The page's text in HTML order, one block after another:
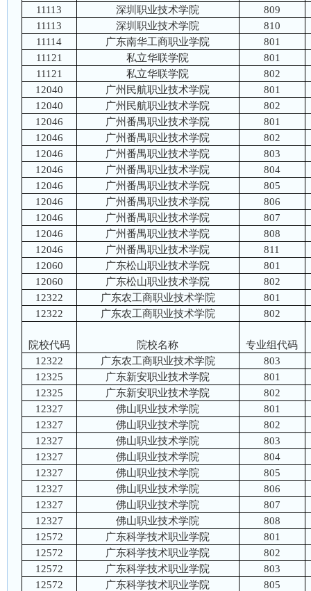
11113
深圳职业技术学院
809
11113
深圳职业技术学院
810
11114
广东南华工商职业学院
801
11121
私立华联学院
801
11121
私立华联学院
802
12040
广州民航职业技术学院
801
12040
广州民航职业技术学院
802
12046
广州番禺职业技术学院
801
12046
广州番禺职业技术学院
802
12046
广州番禺职业技术学院
803
12046
广州番禺职业技术学院
804
12046
广州番禺职业技术学院
805
12046
广州番禺职业技术学院
806
12046
广州番禺职业技术学院
807
12046
广州番禺职业技术学院
808
12046
广州番禺职业技术学院
811
12060
广东松山职业技术学院
801
12060
广东松山职业技术学院
802
12322
广东农工商职业技术学院
801
12322
广东农工商职业技术学院 802
院校代码 院校名称
专业组代码
12322
广东农工商职业技术学院
803
12325
广东新安职业技术学院
801
12325
广东新安职业技术学院
802
12327
佛山职业技术学院
801
12327
佛山职业技术学院
802
12327
佛山职业技术学院
803
12327
佛山职业技术学院
804
12327
佛山职业技术学院
805
12327
佛山职业技术学院
806
12327
佛山职业技术学院
807
12327
佛山职业技术学院
808
12572
广东科学技术职业学院
801
12572
广东科学技术职业学院
802
12572
广东科学技术职业学院
803
12572
广东科学技术职业学院
805